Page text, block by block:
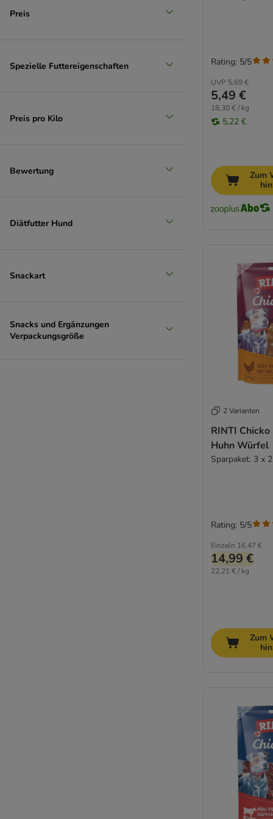
PrimaDog
RINTI
Sammy's
Trixie
Extra-groß > 45 kg
Preis
Spezielle Futtereigenschaften
Preis pro Kilo
Bewertung
Diätfutter Hund
Snackart
Snacks und Ergänzungen
Verpackungsgröße
UVP 5,69 €
5,49 €
18,30 € / kg
5,22 €
Rating: 5/5
Zum
2 Varianten
RINTI
Huhn Würfel
Sparpaket: 3 x
Einzeln 16,47 €
14,99 €
22,21 € / kg
Rating: 5/5
Zum